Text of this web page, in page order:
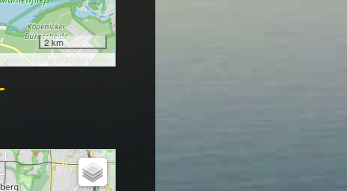
2 km
OpenStreetMap Mitwirkende